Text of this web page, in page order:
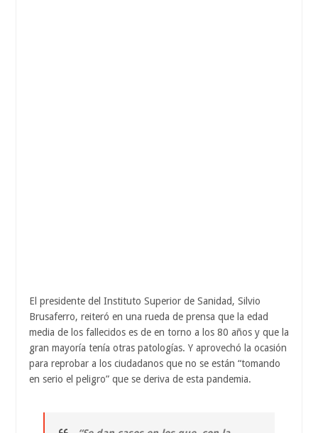
El presidente del Instituto Superior de Sanidad, Silvio
Brusaferro, reiteró en una rueda de prensa que la edad
media de los fallecidos es de en torno a los 80 años y que la
gran mayoría tenía otras patologías. Y aprovechó la ocasión
para reprobar a los ciudadanos que no se están “tomando
en serio el peligro” que se deriva de esta pandemia.